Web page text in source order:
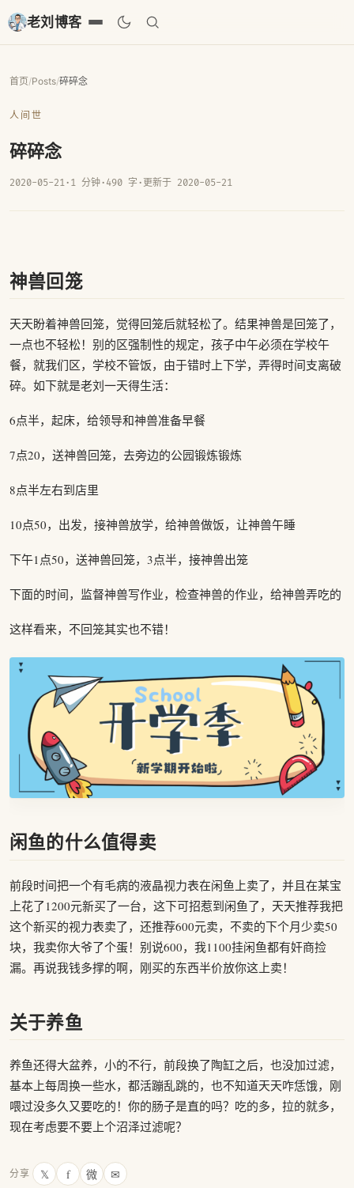
老刘博客
首页/Posts/碎碎念
人间世
碎碎念
2020-05-21· 1 分钟· 490 字 · 更新于 2020-05-21
神兽回笼
天天盼着神兽回笼，觉得回笼后就轻松了。结果神兽是回笼了，
一点也不轻松！别的区强制性的规定，孩子中午必须在学校午
餐，就我们区，学校不管饭，由于错时上下学，弄得时间支离破
碎。如下就是老刘一天得生活：
6点半，起床，给领导和神兽准备早餐
7点20，送神兽回笼，去旁边的公园锻炼锻炼
8点半左右到店里
10点50，出发，接神兽放学，给神兽做饭，让神兽午睡
下午1点50，送神兽回笼，3点半，接神兽出笼
下面的时间，监督神兽写作业，检查神兽的作业，给神兽弄吃的
这样看来，不回笼其实也不错！
闲鱼的什么值得卖
前段时间把一个有毛病的液晶视力表在闲鱼上卖了，并且在某宝
上花了1200元新买了一台，这下可招惹到闲鱼了，天天推荐我把
这个新买的视力表卖了，还推荐600元卖，不卖的下个月少卖50
块，我卖你大爷了个蛋！别说600，我1100挂闲鱼都有奸商捡
漏。再说我钱多撑的啊，刚买的东西半价放你这上卖！
关于养鱼
养鱼还得大盆养，小的不行，前段换了陶缸之后，也没加过滤，
基本上每周换一些水，都活蹦乱跳的，也不知道天天咋恁饿，刚
喂过没多久又要吃的！你的肠子是直的吗？吃的多，拉的就多，
现在考虑要不要上个沼泽过滤呢？
分享 𝕏 f 微 ✉